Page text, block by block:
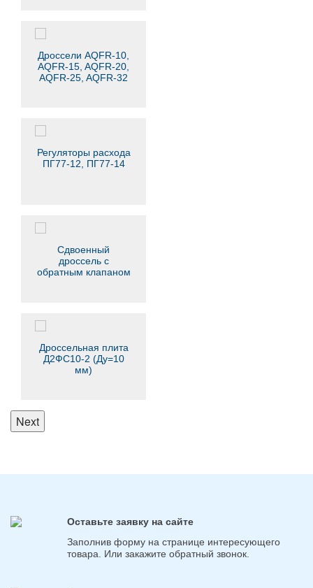
Дроссели AQFR-10,
AQFR-15, AQFR-20,
AQFR-25, AQFR-32
Регуляторы расхода
ПГ77-12, ПГ77-14
Сдвоенный
дроссель с
обратным клапаном
Дроссельная плита
Д2ФС10-2 (Ду=10
мм)
Next
Оставьте заявку на сайте
Заполнив форму на странице интересующего
товара. Или закажите обратный звонок.